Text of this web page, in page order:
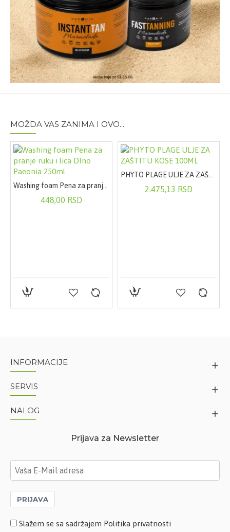
MOŽDA VAS ZANIMA I OVO...
448,00 RSD
2.475,13 RSD
INFORMACIJE
SERVIS
NALOG
Prijava za Newsletter
PRIJAVA
Slažem se sa sadržajem Politika privatnosti